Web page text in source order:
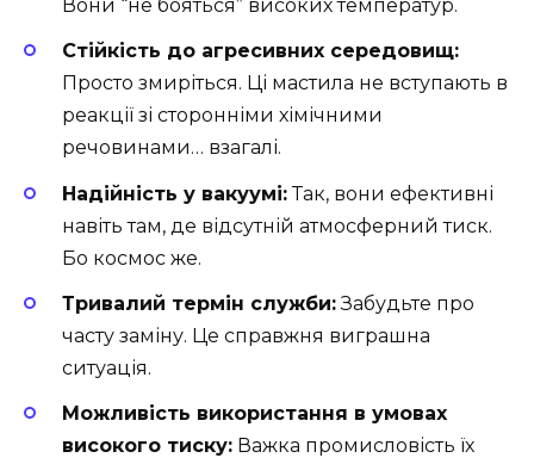
Вони “не бояться” високих температур.
Стійкість до агресивних середовищ:
Просто змиріться. Ці мастила не вступають в
реакції зі сторонніми хімічними
речовинами… взагалі.
Надійність у вакуумі:Так, вони ефективні
навіть там, де відсутній атмосферний тиск.
Бо космос же.
Тривалий термін служби:Забудьте про
часту заміну. Це справжня виграшна
ситуація.
Можливість використання в умовах
високого тиску: Важка промисловість їх